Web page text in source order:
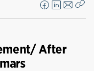
F
a
e
b
L
i
k
e
E
-
o
s
After